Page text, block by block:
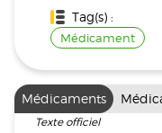
Tag(s) :
Médicament
Médicaments
Texte officiel